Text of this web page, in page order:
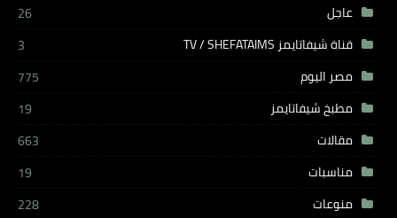
عاجل
26
قناة شيفاتايمز TV / SHEFATAIMS
3
مصر اليوم
775
مطبخ شيفاتايمز
19
مقالات
663
مناسبات
19
منوعات
228